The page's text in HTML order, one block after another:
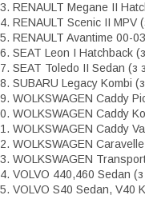
RENAULT Megane II
RENAULT Scenic II MPV
RENAULT Avantime 00-
SEAT Leon I Hatchback
SEAT Toledo II Sedan (з
SUBARU Legacy Kombi
WOLKSWAGEN Caddy
WOLKSWAGEN Caddy
WOLKSWAGEN Caddy
WOLKSWAGEN
WOLKSWAGEN
VOLVO 440,460 Sedan
VOLVO S40 Sedan, V40